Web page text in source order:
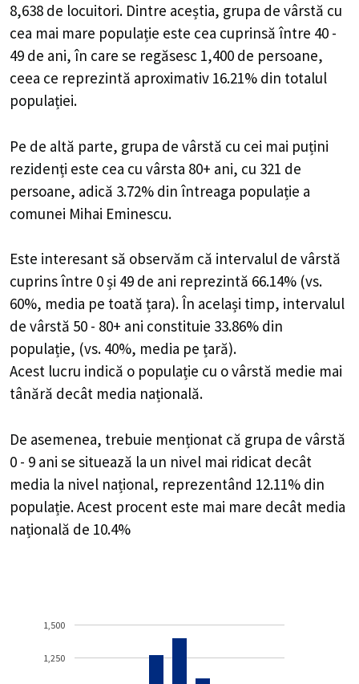
8,638 de locuitori. Dintre aceștia, grupa de vârstă cu
cea mai mare populație este cea cuprinsă între 40 -
49 de ani, în care se regăsesc 1,400 de persoane,
ceea ce reprezintă aproximativ 16.21% din totalul
populației.
Pe de altă parte, grupa de vârstă cu cei mai puțini
rezidenți este cea cu vârsta 80+ ani, cu 321 de
persoane, adică 3.72% din întreaga populație a
comunei Mihai Eminescu.
Este interesant să observăm că intervalul de vârstă
cuprins între 0 și 49 de ani reprezintă 66.14% (vs.
60%, media pe toată țara). În același timp, intervalul
de vârstă 50 - 80+ ani constituie 33.86% din
populație, (vs. 40%, media pe țară).
Acest lucru indică o populație cu o vârstă medie mai
tânără decât media națională.
De asemenea, trebuie menționat că grupa de vârstă
0 - 9 ani se situează la un nivel mai ridicat decât
media la nivel național, reprezentând 12.11% din
populație. Acest procent este mai mare decât media
națională de 10.4%
1,250
1,500